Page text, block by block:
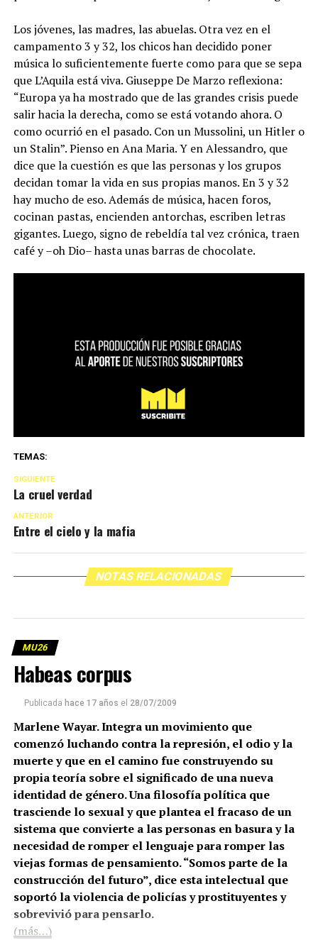
Los jóvenes, las madres, las abuelas. Otra vez en el
campamento 3 y 32, los chicos han decidido poner
música lo suficientemente fuerte como para que se sepa
que L’Aquila está viva. Giuseppe De Marzo reflexiona:
“Europa ya ha mostrado que de las grandes crisis puede
salir hacia la derecha, como se está votando ahora. O
como ocurrió en el pasado. Con un Mussolini, un Hitler o
un Stalin”. Pienso en Ana Maria. Y en Alessandro, que
dice que la cuestión es que las personas y los grupos
decidan tomar la vida en sus propias manos. En 3 y 32
hay mucho de eso. Además de música, hacen foros,
cocinan pastas, encienden antorchas, escriben letras
gigantes. Luego, signo de rebeldía tal vez crónica, traen
café y –oh Dio– hasta unas barras de chocolate.
TEMAS:
SIGUIENTE
La cruel verdad
ANTERIOR
Entre el cielo y la mafia
NOTAS RELACIONADAS
MU26
Habeas corpus
Publicada hace 17 años el 28/07/2009
Marlene Wayar. Integra un movimiento que
comenzó luchando contra la represión, el odio y la
muerte y que en el camino fue construyendo su
propia teoría sobre el significado de una nueva
identidad de género. Una filosofía política que
trasciende lo sexual y que plantea el fracaso de un
sistema que convierte a las personas en basura y la
necesidad de romper el lenguaje para romper las
viejas formas de pensamiento. “Somos parte de la
construcción del futuro”, dice esta intelectual que
soportó la violencia de policías y prostituyentes y
sobrevivió para pensarlo.
(más…)